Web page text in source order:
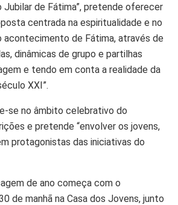
de Fátima”, pretende oferecer
centrada na espiritualidade e no
de Fátima, através de
dinâmicas de grupo e partilhas
e tendo em conta a realidade da
XXI”.
se no âmbito celebrativo do
e pretende “envolver os jovens,
protagonistas das iniciativas do
de ano começa com o
de manhã na Casa dos Jovens, junto